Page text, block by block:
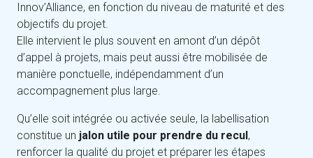
Innov’Alliance, en fonction du niveau de maturité et des
objectifs du projet.
Elle intervient le plus souvent en amont d’un dépôt
d’appel à projets, mais peut aussi être mobilisée de
manière ponctuelle, indépendamment d’un
accompagnement plus large.
Qu’elle soit intégrée ou activée seule, la labellisation
constitue un jalon utile pour prendre du recul,
renforcer la qualité du projet et préparer les étapes